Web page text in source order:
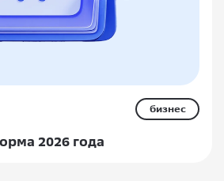
бизнес
2026 года